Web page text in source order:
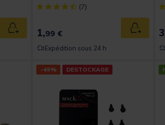
Rating
Ajouter au panier
[object Object] out of 5 Customer
(7)
1,99 € Ajouter
Expédition sous 24 h
-49% DESTOCKAGE